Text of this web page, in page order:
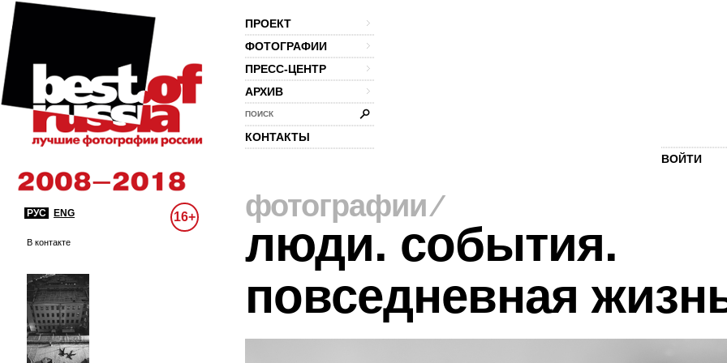
ПРОЕКТ
ФОТОГРАФИИ
ПРЕСС-ЦЕНТР
АРХИВ
ПОИСК
КОНТАКТЫ
ВОЙТИ
РУС ENG 16+
В контакте
фотографии⁄
люди. события.
повседневная